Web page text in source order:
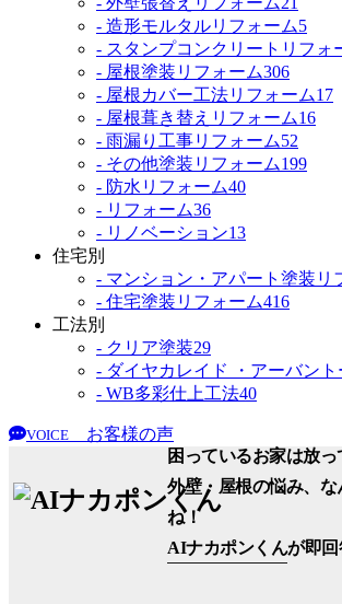
- 造形モルタルリフォーム5
- スタンプコンクリートリフォ
- 屋根塗装リフォーム306
- 屋根カバー工法リフォーム17
- 屋根葺き替えリフォーム16
- 雨漏り工事リフォーム52
- その他塗装リフォーム199
- 防水リフォーム40
- リフォーム36
- リノベーション13
住宅別
- マンション・アパート塗装リ
- 住宅塗装リフォーム416
工法別
- クリア塗装29
- ダイヤカレイド ・アーバント
- WB多彩仕上工法40
VOICE
お客様の声
困っているお家は放っ
外壁・屋根の悩み、な
ね！
AIナカポンくんが即回